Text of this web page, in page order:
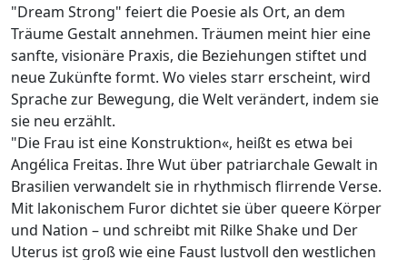
"Dream Strong" feiert die Poesie als Ort, an dem
Träume Gestalt annehmen. Träumen meint hier eine
sanfte, visionäre Praxis, die Beziehungen stiftet und
neue Zukünfte formt. Wo vieles starr erscheint, wird
Sprache zur Bewegung, die Welt verändert, indem sie
sie neu erzählt.
"Die Frau ist eine Konstruktion«, heißt es etwa bei
Angélica Freitas. Ihre Wut über patriarchale Gewalt in
Brasilien verwandelt sie in rhythmisch flirrende Verse.
Mit lakonischem Furor dichtet sie über queere Körper
und Nation – und schreibt mit Rilke Shake und Der
Uterus ist groß wie eine Faust lustvoll den westlichen